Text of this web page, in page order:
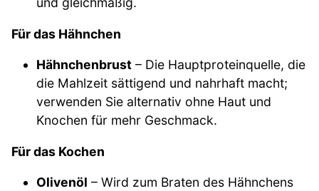
Für das Hähnchen
Hähnchenbrust – Die Hauptproteinquelle, die
die Mahlzeit sättigend und nahrhaft macht;
verwenden Sie alternativ ohne Haut und
Knochen für mehr Geschmack.
Für das Kochen
Olivenöl – Wird zum Braten des Hähnchens